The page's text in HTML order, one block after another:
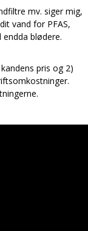
mv. siger mig,
vand for PFAS,
blødere.
pris og 2)